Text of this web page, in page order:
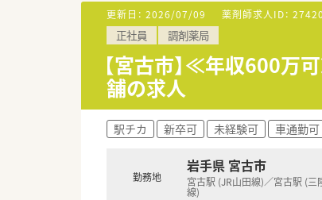
【法人特徴について】
■患者様とのふれあいや思
■地域の皆様が明るく元
■日々の業務において笑
【勤務実態について】
■月平均の残業時間は5.6
■水曜日と土曜日は12時
■2021年度の実績では平
更新日： 2026/07/09 薬剤師求人ID： 27420
正社員 調剤薬局
【宮古市】≪年収600万
舗の求人
駅チカ 新卒可 未経験可 車通勤可
勤務地
岩手県 宮古市
宮古駅 (JR山田線)／宮古駅 (三
線)